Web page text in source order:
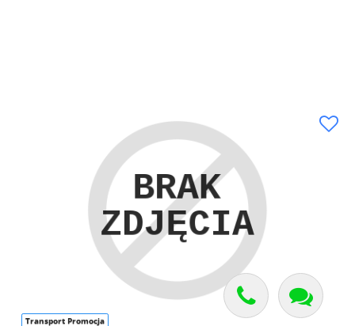
Transport Promocja